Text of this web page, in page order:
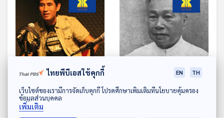
ดาวน์โหลด Thai PBS Podcast Application
EP. 281: รำลึกจายสายมาว
สัญญาที่ปางโหลง เพลงใน
หัวใจคนไทใหญ่
เพลงดนตรีวิถีอาเซียน
58:30
EP. 282: ย้อนรอยศตวรรษ
แห่งการเดินทาง ของหลวง
ไทยพีบีเอสใช้คุกกี้ EN TH
เว็บไซต์ของเรามีการจัดเก็บคุกกี้ โปรดศึกษาเพิ่มเติมที่นโยบายคุ้มครอง
ข้อมูลส่วนบุคคล
เพิ่มเติม